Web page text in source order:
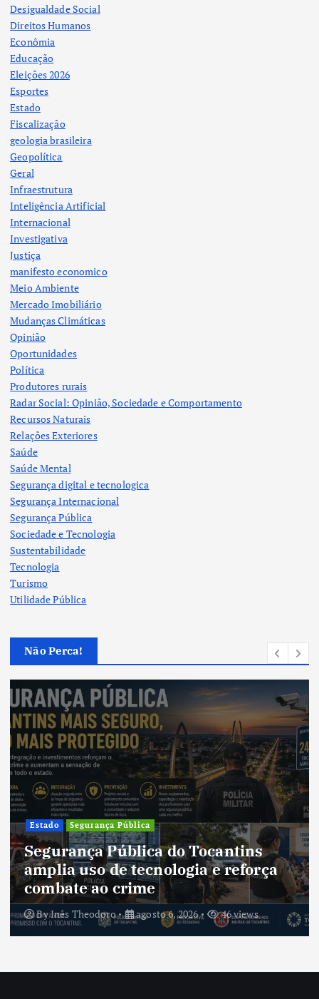
Desigualdade Social
Direitos Humanos
Econômia
Educação
Eleições 2026
Esportes
Estado
Fiscalização
geologia brasileira
Geopolítica
Geral
Infraestrutura
Inteligência Artificial
Internacional
Investigativa
Justiça
manifesto economico
Meio Ambiente
Mercado Imobiliário
Mudanças Climáticas
Opinião
Oportunidades
Política
Produtores rurais
Radar Social: Opinião, Sociedade e Comportamento
Recursos Naturais
Relações Exteriores
Saúde
Saúde Mental
Segurança digital e tecnologica
Segurança Internacional
Segurança Pública
Sociedade e Tecnologia
Sustentabilidade
Tecnologia
Turismo
Utilidade Pública
Não Perca!
Estado Segurança Pública
Segurança Pública do Tocantins
amplia uso de tecnologia e reforça
combate ao crime
ByInês Theodoro agosto 6, 2026 46 views